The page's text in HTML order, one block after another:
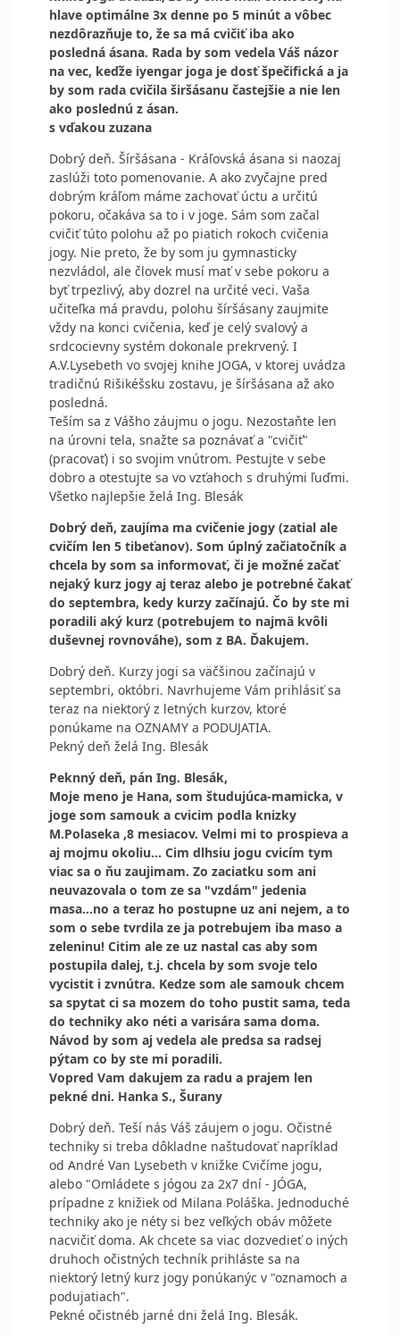
hlave optimálne 3x denne po 5 minút a vôbec
nezdôrazňuje to, že sa má cvičiť iba ako
posledná ásana. Rada by som vedela Váš názor
na vec, keďže iyengar joga je dosť špečifická a ja
by som rada cvičila širšásanu častejšie a nie len
ako poslednú z ásan.
s vďakou zuzana
Dobrý deň. Šíršásana - Kráľovská ásana si naozaj
zaslúži toto pomenovanie. A ako zvyčajne pred
dobrým kráľom máme zachovať úctu a určitú
pokoru, očakáva sa to i v joge. Sám som začal
cvičiť túto polohu až po piatich rokoch cvičenia
jogy. Nie preto, že by som ju gymnasticky
nezvládol, ale človek musí mať v sebe pokoru a
byť trpezlivý, aby dozrel na určité veci. Vaša
učiteľka má pravdu, polohu šíršásany zaujmite
vždy na konci cvičenia, keď je celý svalový a
srdcocievny systém dokonale prekrvený. I
A.V.Lysebeth vo svojej knihe JOGA, v ktorej uvádza
tradičnú Rišikéšsku zostavu, je šíršásana až ako
posledná.
Teším sa z Vášho záujmu o jogu. Nezostaňte len
na úrovni tela, snažte sa poznávať a "cvičiť"
(pracovať) i so svojim vnútrom. Pestujte v sebe
dobro a otestujte sa vo vzťahoch s druhými ľuďmi.
Všetko najlepšie želá Ing. Blesák
Dobrý deň, zaujíma ma cvičenie jogy (zatial ale
cvičím len 5 tibeťanov). Som úplný začiatočník a
chcela by som sa informovať, či je možné začať
nejaký kurz jogy aj teraz alebo je potrebné čakať
do septembra, kedy kurzy začínajú. Čo by ste mi
poradili aký kurz (potrebujem to najmä kvôli
duševnej rovnováhe), som z BA. Ďakujem.
Dobrý deň. Kurzy jogi sa väčšinou začínajú v
septembri, októbri. Navrhujeme Vám prihlásiť sa
teraz na niektorý z letných kurzov, ktoré
ponúkame na OZNAMY a PODUJATIA.
Pekný deň želá Ing. Blesák
Peknný deň, pán Ing. Blesák,
Moje meno je Hana, som študujúca-mamicka, v
joge som samouk a cvicim podla knizky
M.Polaseka ,8 mesiacov. Velmi mi to prospieva a
aj mojmu okoliu... Cim dlhsiu jogu cvicím tym
viac sa o ňu zaujimam. Zo zaciatku som ani
neuvazovala o tom ze sa "vzdám" jedenia
masa...no a teraz ho postupne uz ani nejem, a to
som o sebe tvrdila ze ja potrebujem iba maso a
zeleninu! Citim ale ze uz nastal cas aby som
postupila dalej, t.j. chcela by som svoje telo
vycistit i zvnútra. Kedze som ale samouk chcem
sa spytat ci sa mozem do toho pustit sama, teda
do techniky ako néti a varisára sama doma.
Návod by som aj vedela ale predsa sa radsej
pýtam co by ste mi poradili.
Vopred Vam dakujem za radu a prajem len
pekné dni. Hanka S., Šurany
Dobrý deň. Teší nás Váš záujem o jogu. Očistné
techniky si treba dôkladne naštudovať napríklad
od André Van Lysebeth v knižke Cvičíme jogu,
alebo "Omládete s jógou za 2x7 dní - JÓGA,
prípadne z knižiek od Milana Poláška. Jednoduché
techniky ako je néty si bez veľkých obáv môžete
nacvičiť doma. Ak chcete sa viac dozvedieť o iných
druhoch očistných techník prihláste sa na
niektorý letný kurz jogy ponúkanýc v "oznamoch a
podujatiach".
Pekné očistnéb jarné dni želá Ing. Blesák.